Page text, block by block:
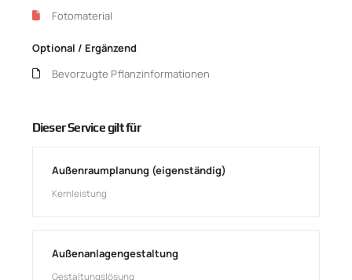
Fotomaterial
Optional / Ergänzend
Bevorzugte Pflanzinformationen
Dieser Service gilt für
Außenraumplanung (eigenständig)
Kernleistung
Außenanlagengestaltung
Gestaltungslösung